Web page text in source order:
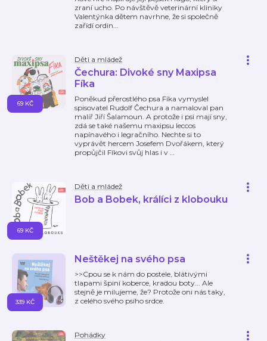
zraní ucho. Po návštěvě veterinární kliniky
Valentýnka dětem navrhne, že si společně
zařídí ordin…
Děti a mládež
Čechura: Divoké sny Maxipsa
Fíka
Poněkud přerostlého psa Fíka vymyslel
spisovatel Rudolf Čechura a namaloval pan
malíř Jiří Šalamoun. A protože i psi mají sny,
zdá se také našemu maxipsu leccos
napínavého i legračního. Nechte si to
vyprávět hercem Josefem Dvořákem, který
propůjčil Fíkovi svůj hlas i v …
69 KČ
Děti a mládež
Bob a Bobek, králíci z klobouku
69 KČ
Neštěkej na svého psa
>>Cpou se k nám do postele, blátivými
tlapami špiní koberce, kradou boty... Ale
stejně je milujeme, že? Protože oni nás taky,
z celého svého psího srdce.
339 KČ
Pohádky